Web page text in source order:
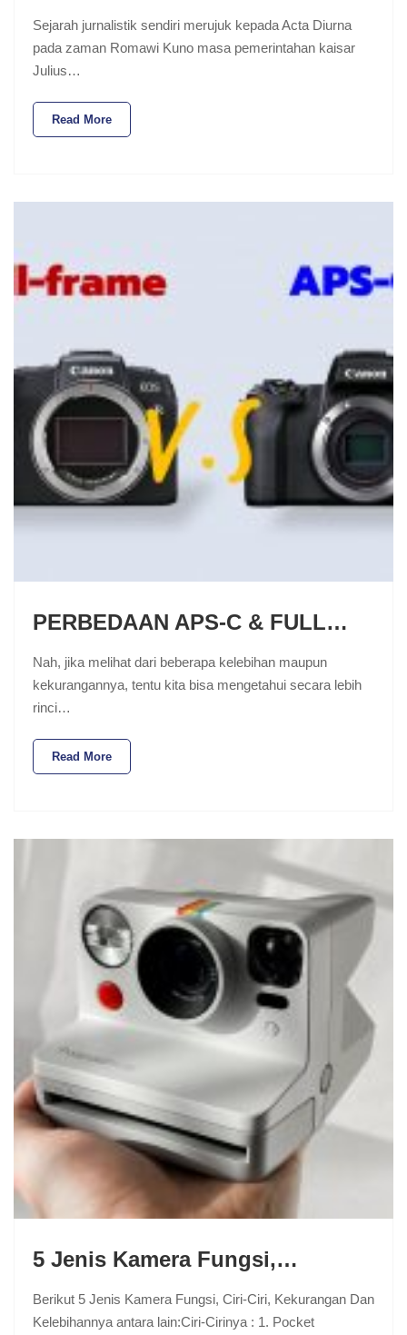
Sejarah jurnalistik sendiri merujuk kepada Acta Diurna
pada zaman Romawi Kuno masa pemerintahan kaisar
Julius…
Read More
PERBEDAAN APS-C & FULL…
Nah, jika melihat dari beberapa kelebihan maupun
kekurangannya, tentu kita bisa mengetahui secara lebih
rinci…
Read More
5 Jenis Kamera Fungsi,…
Berikut 5 Jenis Kamera Fungsi, Ciri-Ciri, Kekurangan Dan
Kelebihannya antara lain:Ciri-Cirinya : 1. Pocket